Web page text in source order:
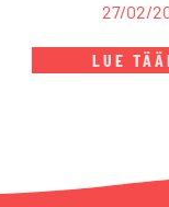
27/02/
LUE